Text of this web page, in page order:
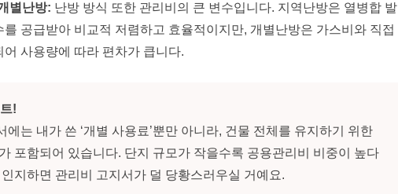
별난방: 난방 방식 또한 관리비의 큰 변수입니다. 지역난방은 열병합 발
를 공급받아 비교적 저렴하고 효율적이지만, 개별난방은 가스비와 직접
어 사용량에 따라 편차가 큽니다.
!
에는 내가 쓴 ‘개별 사용료’뿐만 아니라, 건물 전체를 유지하기 위한
가 포함되어 있습니다. 단지 규모가 작을수록 공용관리비 비중이 높다
지하면 관리비 고지서가 덜 당황스러우실 거예요.